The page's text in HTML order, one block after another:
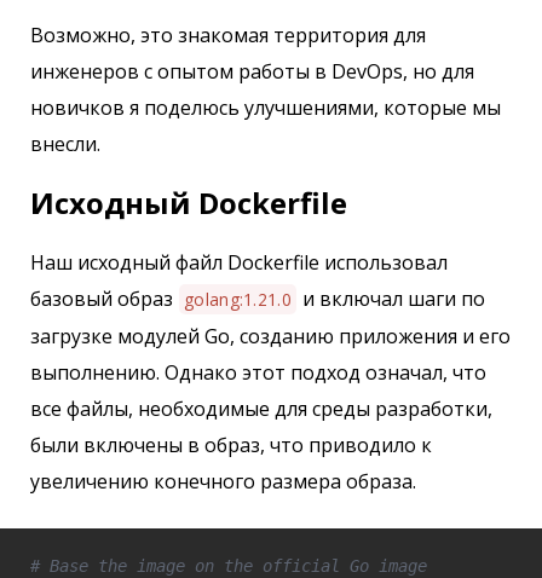
Возможно, это знакомая территория для
инженеров с опытом работы в DevOps, но для
новичков я поделюсь улучшениями, которые мы
внесли.
Исходный Dockerfile
Наш исходный файл Dockerfile использовал
базовый образ golang:1.21.0 и включал шаги по
загрузке модулей Go, созданию приложения и его
выполнению. Однако этот подход означал, что
все файлы, необходимые для среды разработки,
были включены в образ, что приводило к
увеличению конечного размера образа.
# Base the image on the official Go image